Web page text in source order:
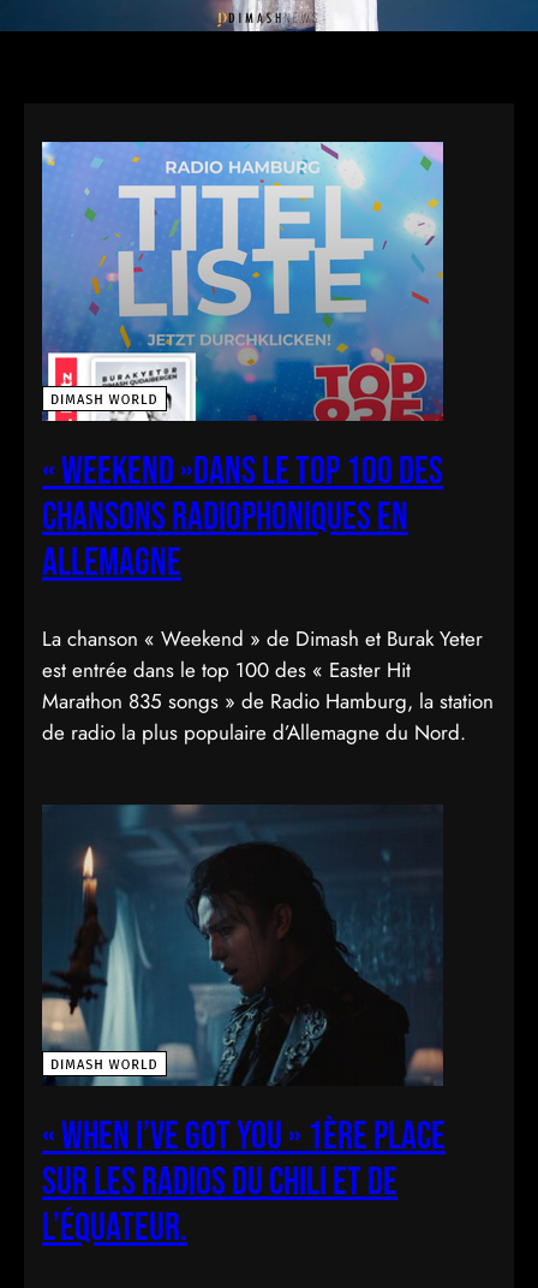
« Weekend »dans le Top 100 des
chansons radiophoniques en
Allemagne
La chanson « Weekend » de Dimash et Burak Yeter
est entrée dans le top 100 des « Easter Hit
Marathon 835 songs » de Radio Hamburg, la station
de radio la plus populaire d’Allemagne du Nord.
« When I’ve got you » 1ère place
sur les radios du Chili et de
l’Équateur.